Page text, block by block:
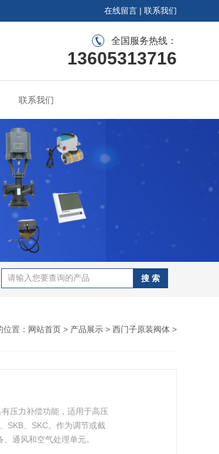
在线留言 | 联系我们
全国服务热线：
13605313716
联系我们
位置： 网站首页 > 产品展示 > 西门子原装阀体 >
压力补偿功能，适用于高压
SKB、SKC。作为调节或截
通风和空气处理单元。